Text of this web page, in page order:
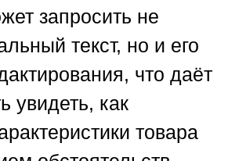
запросить не
текст, но и его
что даёт
увидеть, как
товара